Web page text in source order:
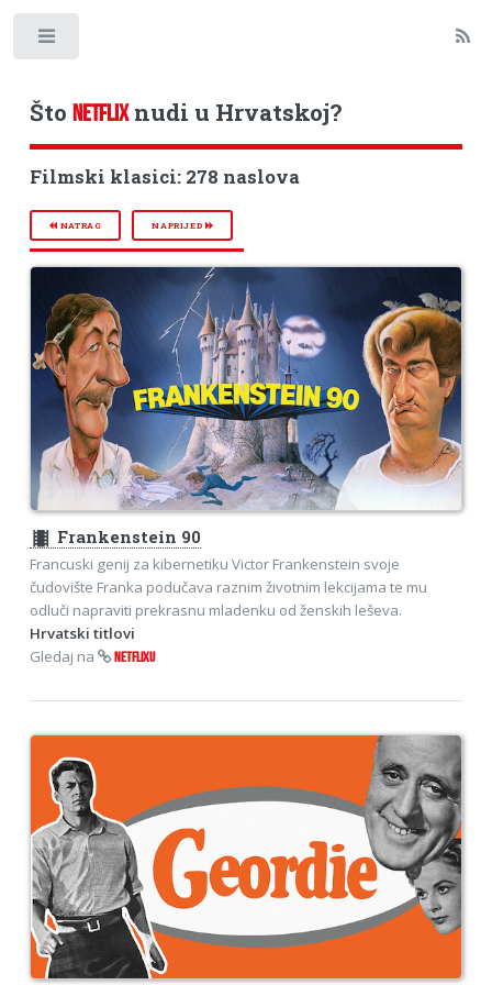
Što NETFLIXnudi u Hrvatskoj?
Filmski klasici: 278 naslova
NATRAG NAPRIJED
theaters Frankenstein 90
Francuski genij za kibernetiku Victor Frankenstein svoje
čudovište Franka podučava raznim životnim lekcijama te mu
odluči napraviti prekrasnu mladenku od ženskih leševa.
Hrvatski titlovi
Gledaj na
NETFLIXU